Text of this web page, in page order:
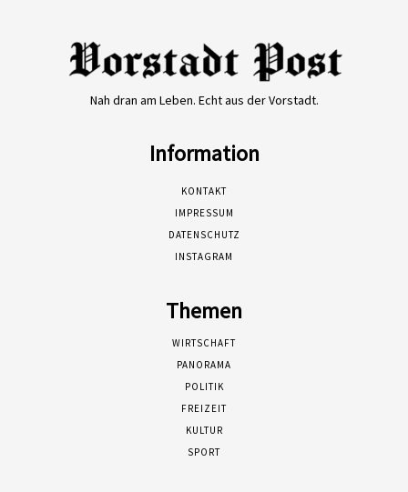
Nah dran am Leben. Echt aus der Vorstadt.
Information
KONTAKT
IMPRESSUM
DATENSCHUTZ
INSTAGRAM
Themen
WIRTSCHAFT
PANORAMA
POLITIK
FREIZEIT
KULTUR
SPORT